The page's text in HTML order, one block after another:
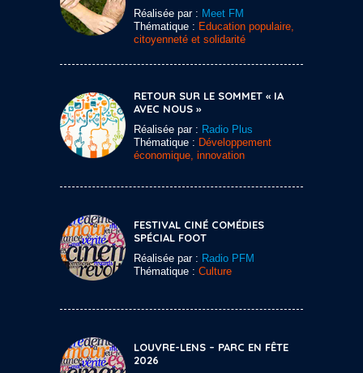
Réalisée par : Meet FM
Thématique : Education populaire,
citoyenneté et solidarité
RETOUR SUR LE SOMMET « IA
AVEC NOUS »
Réalisée par : Radio Plus
Thématique : Développement
économique, innovation
FESTIVAL CINÉ COMÉDIES
SPÉCIAL FOOT
Réalisée par : Radio PFM
Thématique : Culture
LOUVRE-LENS – PARC EN FÊTE
2026